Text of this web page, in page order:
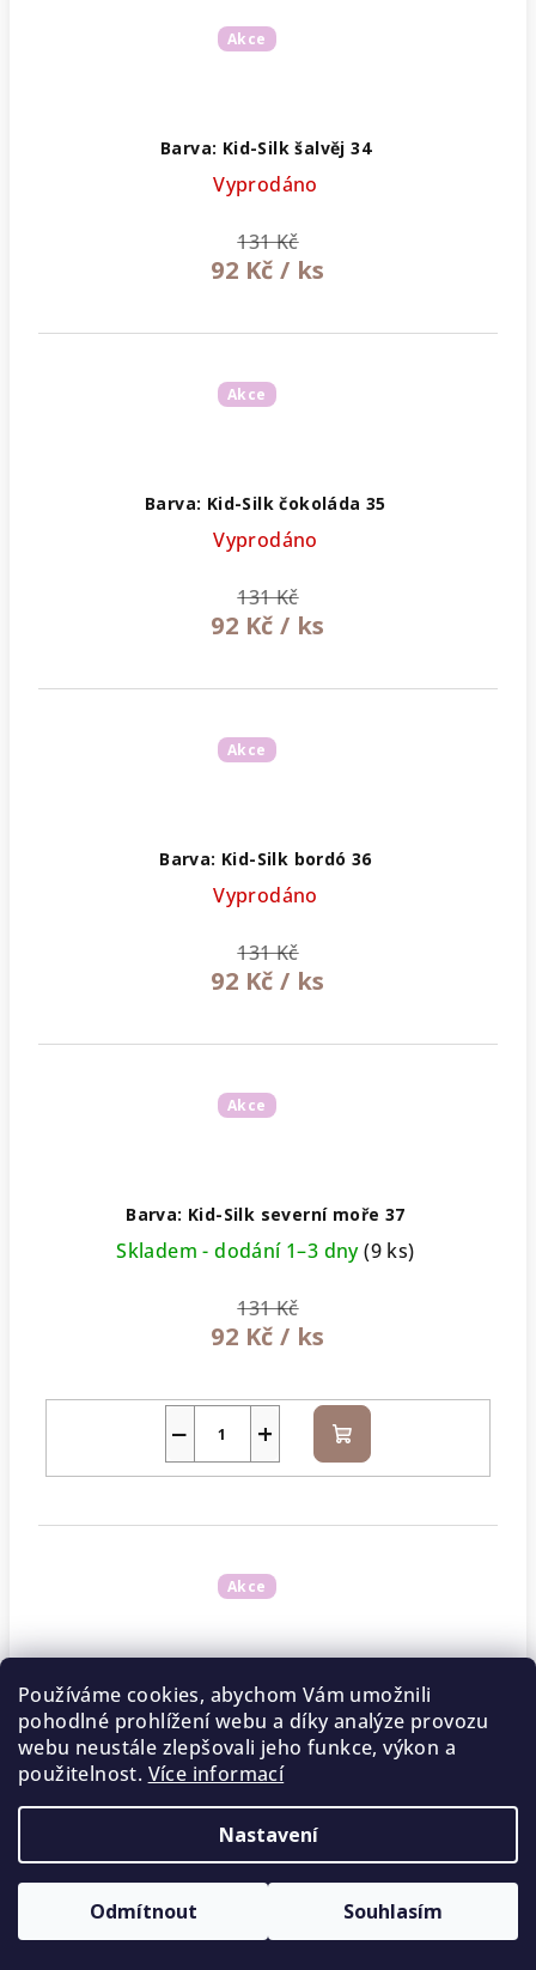
Používáme cookies, abychom Vám umožnili
pohodlné prohlížení webu a díky analýze provozu
webu neustále zlepšovali jeho funkce, výkon a
použitelnost. Více informací
Nastavení
Odmítnout Souhlasím
Akce
Barva: Kid-Silk šalvěj 34
Vyprodáno
131 Kč
92 Kč / ks
Akce
Barva: Kid-Silk čokoláda 35
Vyprodáno
131 Kč
92 Kč / ks
Akce
Barva: Kid-Silk bordó 36
Vyprodáno
131 Kč
92 Kč / ks
Akce
Barva: Kid-Silk severní moře 37
Skladem - dodání 1–3 dny(9 ks)
131 Kč
92 Kč / ks
+
− Do
košíku
Akce
Barva: Kid-Silk křída 38
Skladem - dodání 1–3 dny(3 ks)
131 Kč
92 Kč/ ks
− Do
košíku
5 % SLEVA na první nákup